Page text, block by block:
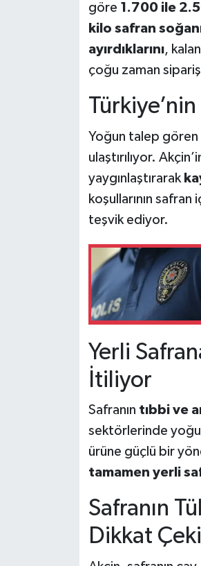
göre 1.700 ile
kilo safran
ayırdıklarını,
çoğu zaman
Yoğun talep gören
ulaştırılıyor.
yaygınlaştırarak
koşullarının
teşvik ediyor.
Yerli
İtiliyor
Safranın tıbbi ve
sektörlerinde
ürüne güçlü bir
tamamen yerli
Safranın
Dikkat